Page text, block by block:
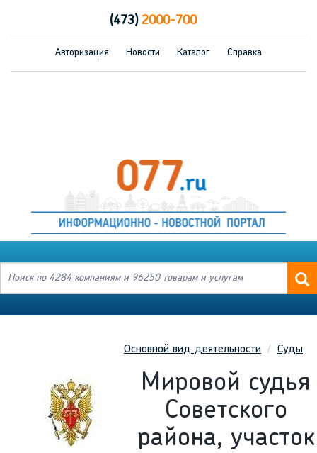
(473)2000-700
Авторизация Новости Каталог Справка
Основной вид деятельности Суды
Мировой судья
Советского
района, участок